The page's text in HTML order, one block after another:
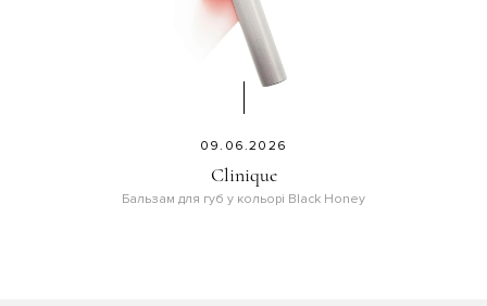
09.06.2026
Clinique
Бальзам для губ у кольорі Black Honey